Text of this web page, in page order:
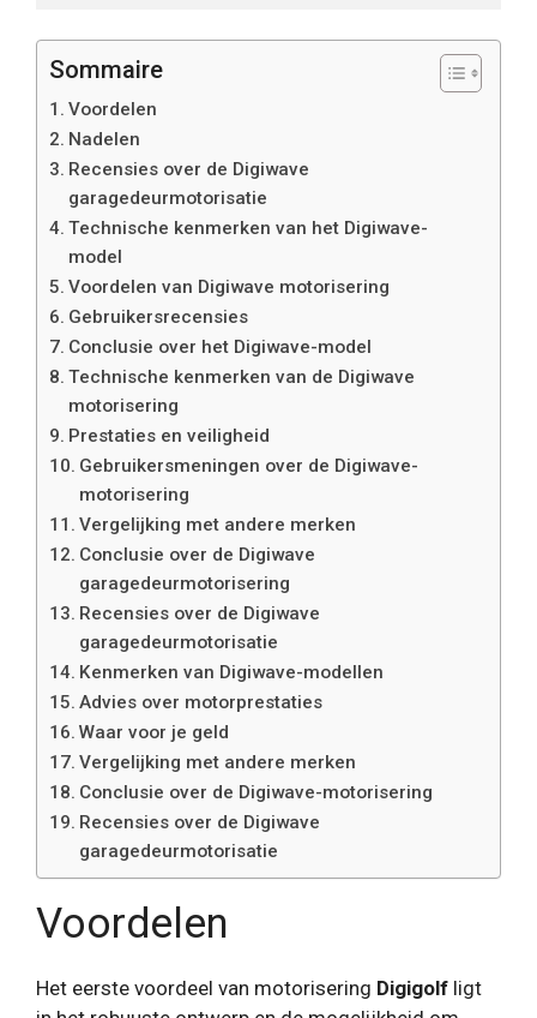
Sommaire
Voordelen
Nadelen
Recensies over de Digiwave
garagedeurmotorisatie
Technische kenmerken van het Digiwave-
model
Voordelen van Digiwave motorisering
Gebruikersrecensies
Conclusie over het Digiwave-model
Technische kenmerken van de Digiwave
motorisering
Prestaties en veiligheid
Gebruikersmeningen over de Digiwave-
motorisering
Vergelijking met andere merken
Conclusie over de Digiwave
garagedeurmotorisering
Recensies over de Digiwave
garagedeurmotorisatie
Kenmerken van Digiwave-modellen
Advies over motorprestaties
Waar voor je geld
Vergelijking met andere merken
Conclusie over de Digiwave-motorisering
Recensies over de Digiwave
garagedeurmotorisatie
Voordelen
Het eerste voordeel van motorisering Digigolf ligt